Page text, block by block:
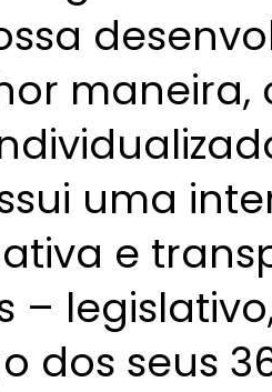
uma
e
–
dos seus